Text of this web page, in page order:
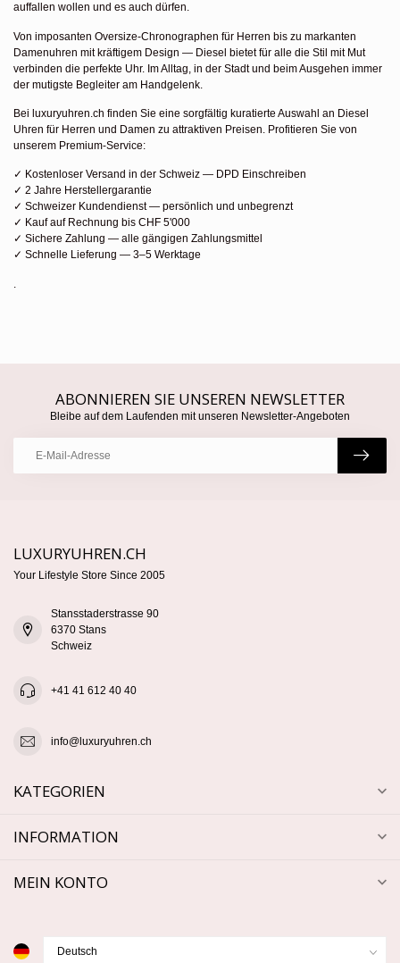
auffallen wollen und es auch dürfen.
Von imposanten Oversize-Chronographen für Herren bis zu markanten
Damenuhren mit kräftigem Design — Diesel bietet für alle die Stil mit Mut
verbinden die perfekte Uhr. Im Alltag, in der Stadt und beim Ausgehen immer
der mutigste Begleiter am Handgelenk.
Bei luxuryuhren.ch finden Sie eine sorgfältig kuratierte Auswahl an Diesel
Uhren für Herren und Damen zu attraktiven Preisen. Profitieren Sie von
unserem Premium-Service:
✓ Kostenloser Versand in der Schweiz — DPD Einschreiben
✓ 2 Jahre Herstellergarantie
✓ Schweizer Kundendienst — persönlich und unbegrenzt
✓ Kauf auf Rechnung bis CHF 5'000
✓ Sichere Zahlung — alle gängigen Zahlungsmittel
✓ Schnelle Lieferung — 3–5 Werktage
ABONNIEREN SIE UNSEREN NEWSLETTER
Bleibe auf dem Laufenden mit unseren Newsletter-Angeboten
LUXURYUHREN.CH
Your Lifestyle Store Since 2005
Stansstaderstrasse 90
6370 Stans
Schweiz
+41 41 612 40 40
info@luxuryuhren.ch
KATEGORIEN
INFORMATION
MEIN KONTO